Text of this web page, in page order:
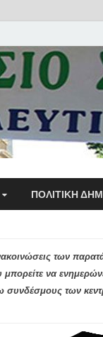
ΠΟΛΙΤΙΚΉ
των
μπορείτε να
συνδέσμους των